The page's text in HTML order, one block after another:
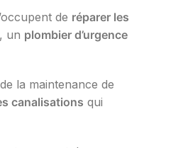
de réparer les
un plombier d’urgence
la maintenance de
canalisations qui